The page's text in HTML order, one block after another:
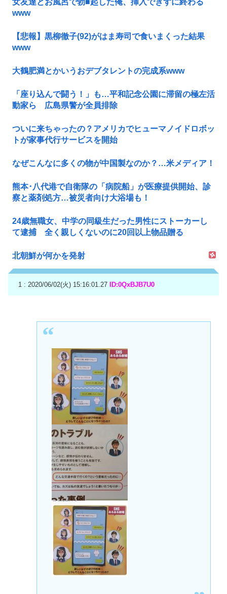
www
【悲報】黒柳徹子(92)がはま寿司で食いまくった結果
www
大鶴肥満とかいうおデブタレントの完成系www
「座り込んで闘う！」も…平和記念公園に滞留の極左活
動家ら 広島県警が全員排除
ついに来ちゃったの？アメリカでヒューマノイドロボッ
トが家事代行サービスを開始
なぜこんなに多くの物が中国製なのか？…米メディア！
熊本･八代港で自衛隊の「病院船」が医療提供開始、診
察と薬剤処方…被災者向け大浴場も！
24歳無職女、中学の同級生だった男性にストーカーし
て逮捕 全く親しくないのに20回以上物品贈る
北朝鮮が何かを発射
1 : 2020/06/02(火) 15:16:01.27 ID:0QxBJB7U0